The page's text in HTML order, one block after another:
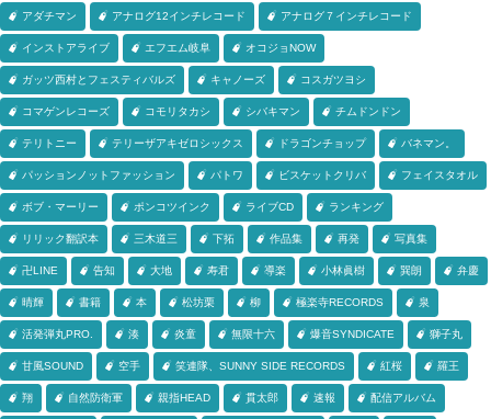
アダチマン アナログ12インチレコード アナログ７インチレコード
インストアライブ エフエム岐阜 オコジョNOW
ガッツ西村とフェスティバルズ キャノーズ コスガツヨシ
コマゲンレコーズ コモリタカシ シバキマン チムドンドン
テリトニー テリーザアキゼロシックス ドラゴンチョップ バネマン。
パッションノットファッション パトワ ビスケットクリバ フェイスタオル
ボブ・マーリー ポンコツインク ライブCD ランキング
リリック翻訳本 三木道三 下拓 作品集 再発 写真集
卍LINE 告知 大地 寿君 導楽 小林眞樹 巽朗 弁慶
晴輝 書籍 本 松坊栗 柳 極楽寺RECORDS 泉
活発弾丸PRO. 湊 炎童 無限十六 爆音SYNDICATE 獅子丸
甘風SOUND 空手 笑連隊、SUNNY SIDE RECORDS 紅桜 羅王
翔 自然防衛軍 親指HEAD 貫太郎 速報 配信アルバム